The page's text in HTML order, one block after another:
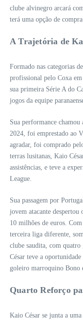
clube alvinegro arcará
terá uma opção de
A Trajetória de
Formado nas categorias
profissional pelo Coxa
sua primeira Série A do
jogos da equipe
Sua performance
2024, foi emprestado ao
agradar, foi comprado
terras lusitanas, Kaio
assistências, e teve a
League.
Sua passagem por
jovem atacante
10 milhões de euros.
terceira liga diferente,
clube saudita, com
César teve a
goleiro marroquino Bono
Quarto Reforço
Kaio César se junta a